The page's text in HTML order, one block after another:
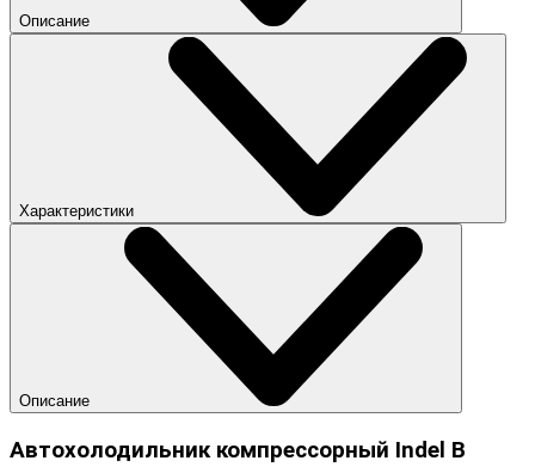
Описание
Характеристики
Описание
Автохолодильник компрессорный Indel B